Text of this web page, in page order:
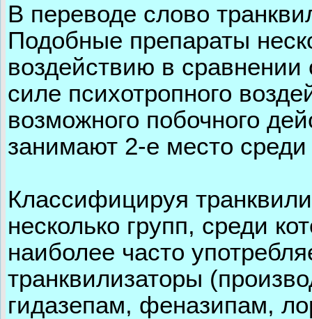
В переводе слово
Подобные препараты
воздействию в
силе психотропного
возможного побочного
занимают 2-е место
Классифицируя
несколько групп, среди
наиболее часто
транквилизаторы
гидазепам, феназипам,